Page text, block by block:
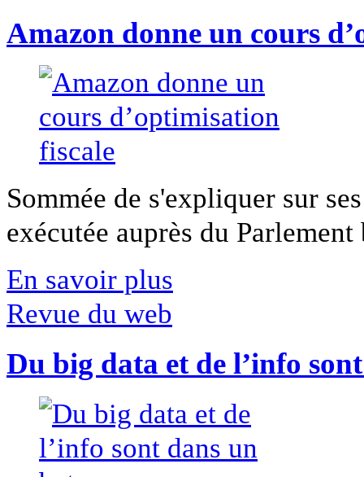
Amazon donne un cours
Sommée de s'expliquer sur
exécutée auprès du
En savoir plus
Revue du web
Du big data et de l’info